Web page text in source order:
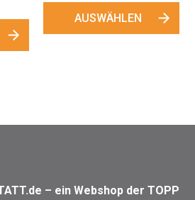
AUSWÄHLEN
– ein Webshop der TOPP